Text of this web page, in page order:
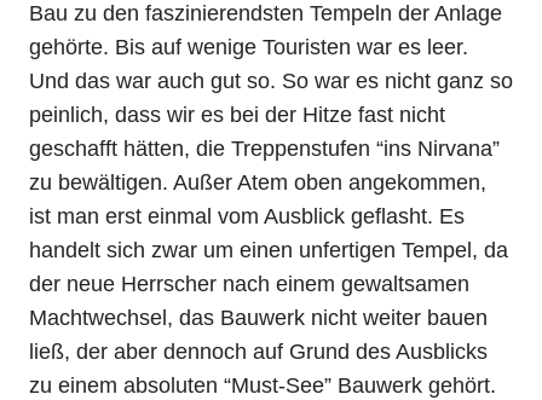
Bau zu den faszinierendsten Tempeln der Anlage
gehörte. Bis auf wenige Touristen war es leer.
Und das war auch gut so. So war es nicht ganz so
peinlich, dass wir es bei der Hitze fast nicht
geschafft hätten, die Treppenstufen “ins Nirvana”
zu bewältigen. Außer Atem oben angekommen,
ist man erst einmal vom Ausblick geflasht. Es
handelt sich zwar um einen unfertigen Tempel, da
der neue Herrscher nach einem gewaltsamen
Machtwechsel, das Bauwerk nicht weiter bauen
ließ, der aber dennoch auf Grund des Ausblicks
zu einem absoluten “Must-See” Bauwerk gehört.